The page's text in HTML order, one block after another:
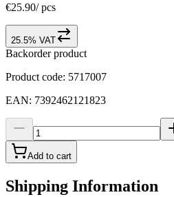
€25.90/ pcs
25.5% VAT
Backorder product
Product code: 5717007
EAN: 7392462121823
Add to cart
Shipping Information